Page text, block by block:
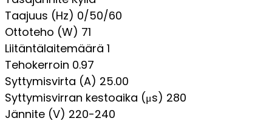
Taajuus (Hz) 0/50/60
Ottoteho (W) 71
Liitäntälaitemäärä 1
Tehokerroin 0.97
Syttymisvirta (A) 25.00
Syttymisvirran kestoaika (μs) 280
Jännite (V) 220-240